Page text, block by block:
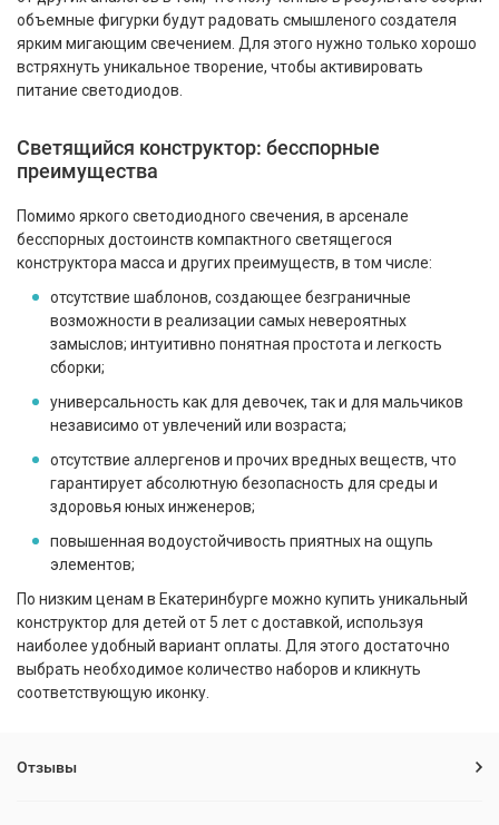
объемные фигурки будут радовать смышленого создателя
ярким мигающим свечением. Для этого нужно только хорошо
встряхнуть уникальное творение, чтобы активировать
питание светодиодов.
Светящийся конструктор: бесспорные
преимущества
Помимо яркого светодиодного свечения, в арсенале
бесспорных достоинств компактного светящегося
конструктора масса и других преимуществ, в том числе:
отсутствие шаблонов, создающее безграничные
возможности в реализации самых невероятных
замыслов; интуитивно понятная простота и легкость
сборки;
универсальность как для девочек, так и для мальчиков
независимо от увлечений или возраста;
отсутствие аллергенов и прочих вредных веществ, что
гарантирует абсолютную безопасность для среды и
здоровья юных инженеров;
повышенная водоустойчивость приятных на ощупь
элементов;
По низким ценам в Екатеринбурге можно купить уникальный
конструктор для детей от 5 лет с доставкой, используя
наиболее удобный вариант оплаты. Для этого достаточно
выбрать необходимое количество наборов и кликнуть
соответствующую иконку.
Отзывы